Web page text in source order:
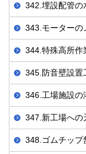
342.埋設配管の
343.モーターの
344.特殊高所作
345.防音壁設置
346.工場施設の
347.新工場への
348.ゴムチップ